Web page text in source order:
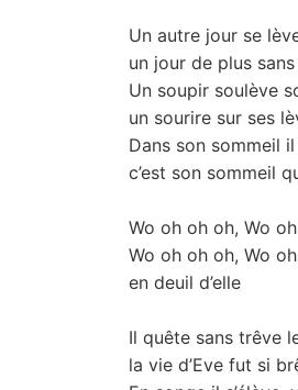
Un autre jour se
un jour de plus
Un soupir soulève
un sourire sur ses
Dans son sommeil
c’est son sommeil
Wo oh oh oh, Wo
Wo oh oh oh, Wo
en deuil d’elle
Il quête sans trêve
la vie d’Eve fut si